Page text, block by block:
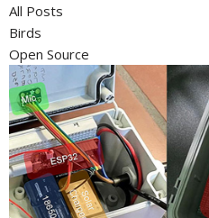
All Posts
Birds
Open Source